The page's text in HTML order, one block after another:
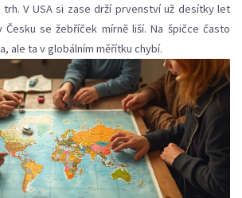
V USA si zase drží prvenství už desítky let
Česku se žebříček mírně liší. Na špičce často
ale ta v globálním měřítku chybí.